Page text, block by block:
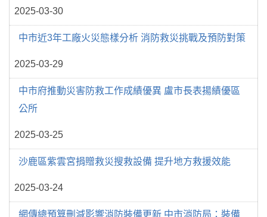
2025-03-30
中市近3年工廠火災態樣分析 消防救災挑戰及預防對策
2025-03-29
中市府推動災害防救工作成績優異 盧市長表揚績優區
公所
2025-03-25
沙鹿區紫雲宮捐贈救災搜救設備 提升地方救援效能
2025-03-24
網傳總預算刪減影響消防裝備更新 中市消防局：裝備